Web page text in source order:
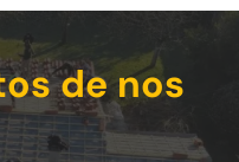
de nos